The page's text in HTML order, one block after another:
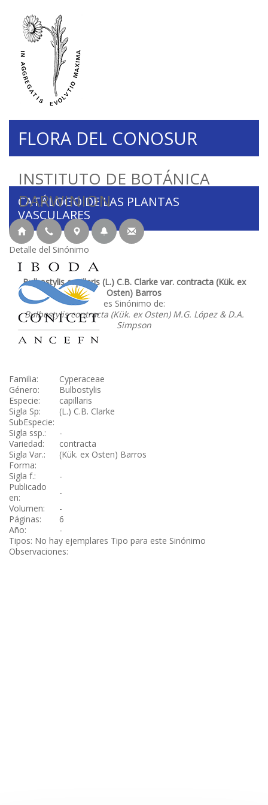
INSTITUTO DE BOTÁNICA
DARWINION
FLORA DEL CONOSUR
CATÁLOGO DE LAS PLANTAS
VASCULARES
Detalle del Sinónimo
Bulbostylis capillaris (L.) C.B. Clarke var. contracta (Kük. ex
Osten) Barros
es Sinónimo de:
Bulbostylis contracta (Kük. ex Osten) M.G. López & D.A.
Simpson
Familia:
Cyperaceae
Género:
Bulbostylis
Especie:
capillaris
Sigla Sp:
(L.) C.B. Clarke
SubEspecie:
Sigla ssp.:
-
Variedad:
contracta
Sigla Var.:
(Kük. ex Osten) Barros
Forma:
Sigla f.:
-
Publicado
en:
-
Volumen:
-
Páginas:
6
Año:
-
Tipos: No hay ejemplares Tipo para este Sinónimo
Observaciones: